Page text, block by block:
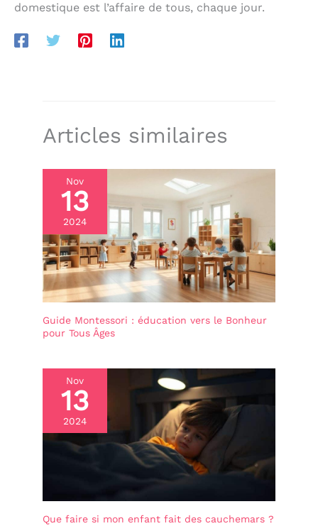
domestique est l’affaire de tous, chaque jour.
Articles similaires
Nov
13
2024
Guide Montessori : éducation vers le Bonheur
pour Tous Âges
Nov
13
2024
Que faire si mon enfant fait des cauchemars ?